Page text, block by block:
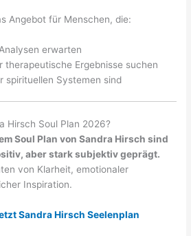
Angebot für Menschen, die:
erwarten
therapeutische Ergebnisse suchen
spirituellen Systemen sind
Hirsch Soul Plan 2026?
Soul Plan von Sandra Hirsch sind
aber stark subjektiv geprägt.
von Klarheit, emotionaler
Inspiration.
Sandra Hirsch Seelenplan